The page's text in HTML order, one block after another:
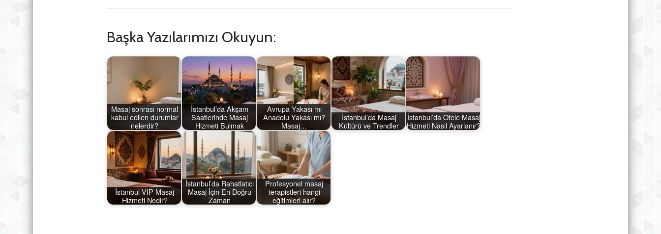
Başka Yazılarımızı Okuyun:
Masaj sonrası normal
kabul edilen durumlar
nelerdir?
İstanbul’da Akşam
Saatlerinde Masaj
Hizmeti Bulmak
Avrupa Yakası mı
Anadolu Yakası mı?
Masaj…
İstanbul’da Masaj
Kültürü ve Trendler
İstanbul’da Otele Masaj
Hizmeti Nasıl Ayarlanır?
İstanbul VIP Masaj
Hizmeti Nedir?
İstanbul’da Rahatlatıcı
Masaj İçin En Doğru
Zaman
Profesyonel masaj
terapistleri hangi
eğitimleri alır?